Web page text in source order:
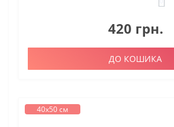
420 грн.
ДО КОШИКА
40х50 см